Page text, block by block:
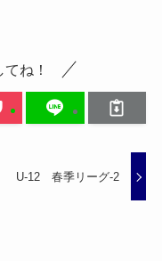
ね！
U-12 春季リーグ-2